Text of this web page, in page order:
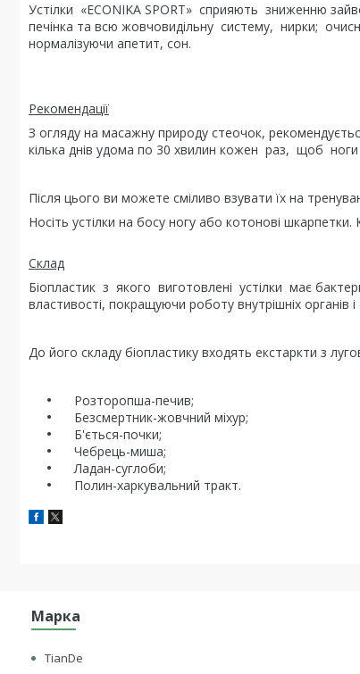
Устілки «ECONIKA SPORT» сприяють зниженню
печінка та всю жовчовидільну систему, нирки;
нормалізуючи апетит, сон.
Рекомендації
З огляду на масажну природу стеочок,
кілька днів удома по 30 хвилин кожен раз, щоб
Після цього ви можете сміливо взувати їх на
Носіть устілки на босу ногу або котонові
Склад
Біопластик з якого виготовлені устілки має
властивості, покращуючи роботу внутрішніх органів і
До його складу біопластику входять екстаркти з
Розторопша-печив;
Безсмертник-жовчний міхур;
Б'ється-почки;
Чебрець-миша;
Ладан-суглоби;
Полин-харкувальний тракт.
Марка
TianDe